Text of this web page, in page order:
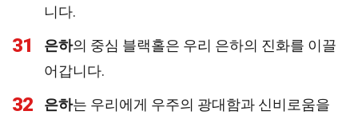
니다.
31 은하의 중심 블랙홀은 우리 은하의 진화를 이끌
어갑니다.
32 은하는 우리에게 우주의 광대함과 신비로움을